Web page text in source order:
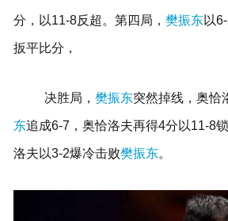
分，以11-8反超。第四局， 樊振东以
扳平比分，
决胜局，樊振东突然掉线，奥恰
东追成6-7，奥恰洛夫再得4分以11-8
洛夫以3-2爆冷击败樊振东。